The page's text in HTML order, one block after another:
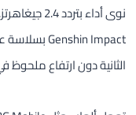
الثانية دون ارتفاع ملحوظ